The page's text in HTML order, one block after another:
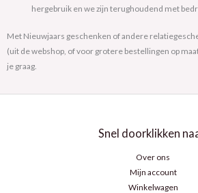
hergebruik en we zijn terughoudend met
Met Nieuwjaars geschenken of andere
(uit de webshop, of voor grotere bestellingen op
je graag.
Snel doorklikken
Over ons
Mijn account
Winkelwagen